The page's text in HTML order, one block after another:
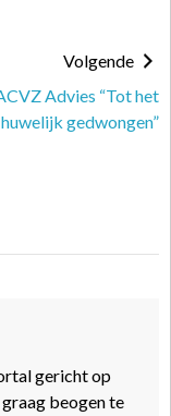
Volgende
Advies “Tot het
huwelijk gedwongen”
gericht op
beogen te